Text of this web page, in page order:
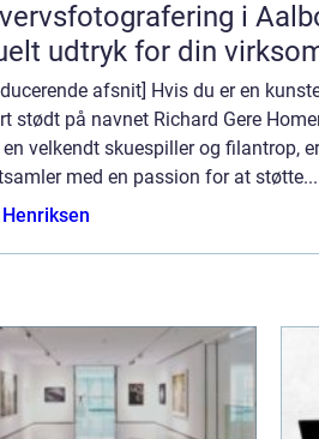
i
udtryk for din
afsnit] Hvis du er en
stødt på navnet Richard Gere
en velkendt skuespiller og filantrop,
med en passion for at støtte...